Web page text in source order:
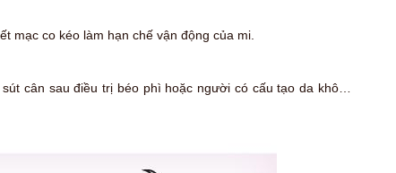
mạc co kéo làm hạn chế vận động của mi.
cân sau điều trị béo phì hoặc người có cấu tạo da khô…